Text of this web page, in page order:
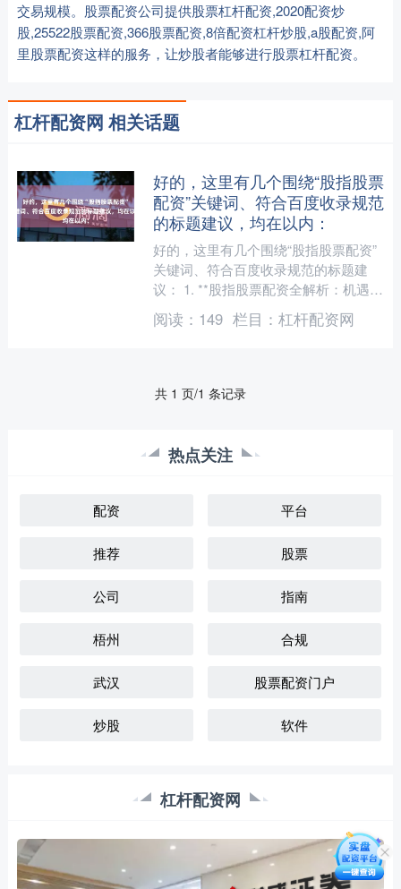
交易规模。股票配资公司提供股票杠杆配资,2020配资炒
股,25522股票配资,366股票配资,8倍配资杠杆炒股,a股配资,阿
里股票配资这样的服务，让炒股者能够进行股票杠杆配资。
杠杆配资网 相关话题
好的，这里有几个围绕“股指股票
配资”关键词、符合百度收录规范
的标题建议，均在以内：
好的，这里有几个围绕“股指股票配资”
关键词、符合百度收录规范的标题建
议： 1. **股指股票配资全解析：机遇、
风险与合规路径** 2. **探寻股指股票配
资的真....
阅读： 149 栏目： 杠杆配资网
共 1 页/1 条记录
热点关注
配资 平台
推荐 股票
公司 指南
梧州 合规
武汉 股票配资门户
炒股 软件
杠杆配资网